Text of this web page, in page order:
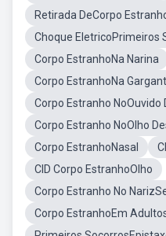
Retirada DeCorpo
Choque EletricoPrimeiros
Corpo EstranhoNa Narina
Corpo EstranhoNa
Corpo Estranho NoOuvido
Corpo Estranho NoOlho
Corpo EstranhoNasal
CID Corpo EstranhoOlho
Corpo Estranho No
Corpo EstranhoEm